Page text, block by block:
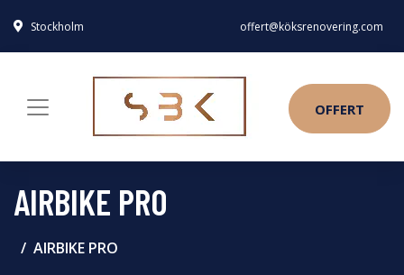
Stockholm offert@köksrenovering.com
OFFERT
AIRBIKE PRO
AIRBIKE PRO